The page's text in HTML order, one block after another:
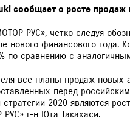
сообщает о росте продаж
РУС», четко следуя
нового финансового года.
по сравнению с
все планы продаж новых
перед
стратегии 2020 являются
г-н Юта Такахаси.